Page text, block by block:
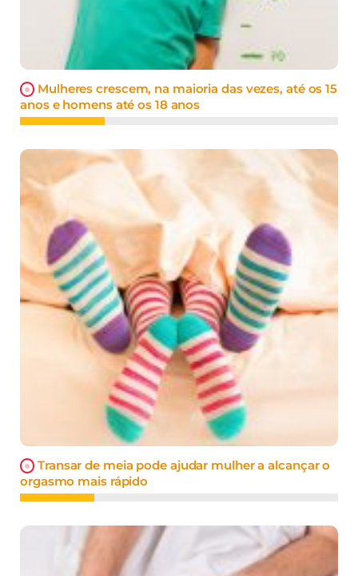
Mulheres crescem, na maioria das vezes, até os 15
anos e homens até os 18 anos
Transar de meia pode ajudar mulher a alcançar o
orgasmo mais rápido